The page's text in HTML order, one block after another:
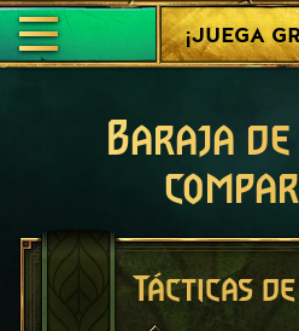
¡JUEGA
Baraja de
Tácticas